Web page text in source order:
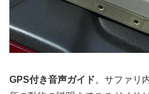
GPS付き音声ガイド。サファリ